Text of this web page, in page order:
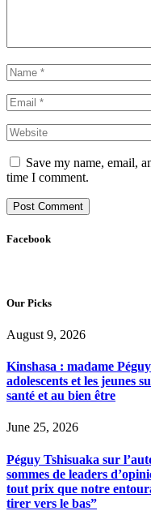
Save my name, email,
time I comment.
Facebook
Our Picks
August 9, 2026
Kinshasa : madame
adolescents et les jeunes
santé et au bien être
June 25, 2026
Péguy Tshisuaka sur
sommes de leaders
tout prix que notre
tirer vers le bas”